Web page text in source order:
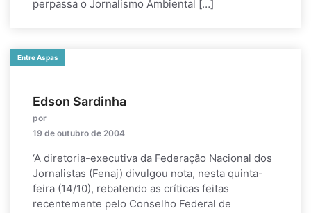
perpassa o Jornalismo Ambiental […]
Entre Aspas
Edson Sardinha
por
19 de outubro de 2004
‘A diretoria-executiva da Federação Nacional dos
Jornalistas (Fenaj) divulgou nota, nesta quinta-
feira (14/10), rebatendo as críticas feitas
recentemente pelo Conselho Federal de